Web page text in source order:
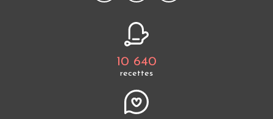
10 640
recettes